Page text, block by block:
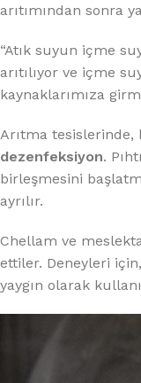
arıtımından sonra
“Atık suyun içme
arıtılıyor ve içme
kaynaklarımıza
Arıtma
dezenfeksiyon.
birleşmesini
ayrılır.
Chellam ve
ettiler. Deneyleri
yaygın olarak